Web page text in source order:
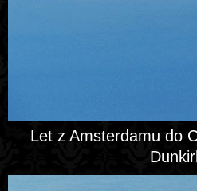
Let z Amsterdamu do